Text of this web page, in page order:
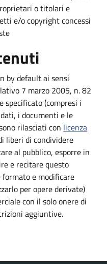
o titolari e
e/o copyright concessi
by default ai sensi
7 marzo 2005, n. 82
specificato (compresi i
i documenti e le
rilasciati con licenza
liberi di condividere
al pubblico, esporre in
e recitare questo
formato e modificare
per opere derivate)
con il solo onere di
aggiuntive.